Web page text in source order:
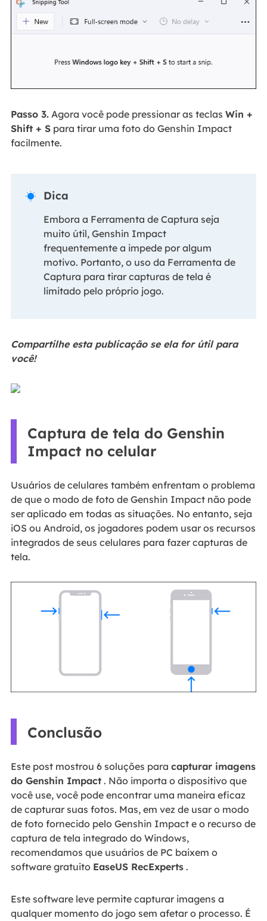
Passo 3.Agora você pode pressionar as teclas Win +
Shift + Spara tirar uma foto do Genshin Impact
facilmente.
 Dica
Embora a Ferramenta de Captura seja
muito útil, Genshin Impact
frequentemente a impede por algum
motivo. Portanto, o uso da Ferramenta de
Captura para tirar capturas de tela é
limitado pelo próprio jogo.
Compartilhe esta publicação se ela for útil para
você!
Captura de tela do Genshin
Impact no celular
Usuários de celulares também enfrentam o problema
de que o modo de foto de Genshin Impact não pode
ser aplicado em todas as situações. No entanto, seja
iOS ou Android, os jogadores podem usar os recursos
integrados de seus celulares para fazer capturas de
tela.
Conclusão
Este post mostrou 6 soluções para capturar imagens
do Genshin Impact. Não importa o dispositivo que
você use, você pode encontrar uma maneira eficaz
de capturar suas fotos. Mas, em vez de usar o modo
de foto fornecido pelo Genshin Impact e o recurso de
captura de tela integrado do Windows,
recomendamos que usuários de PC baixem o
software gratuito EaseUS RecExperts.
Este software leve permite capturar imagens a
qualquer momento do jogo sem afetar o processo. É